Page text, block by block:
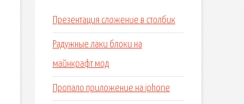
Презентация сложение в столбик
Радужные лаки блоки на
майнкрафт мод
Пропало приложение на iphone